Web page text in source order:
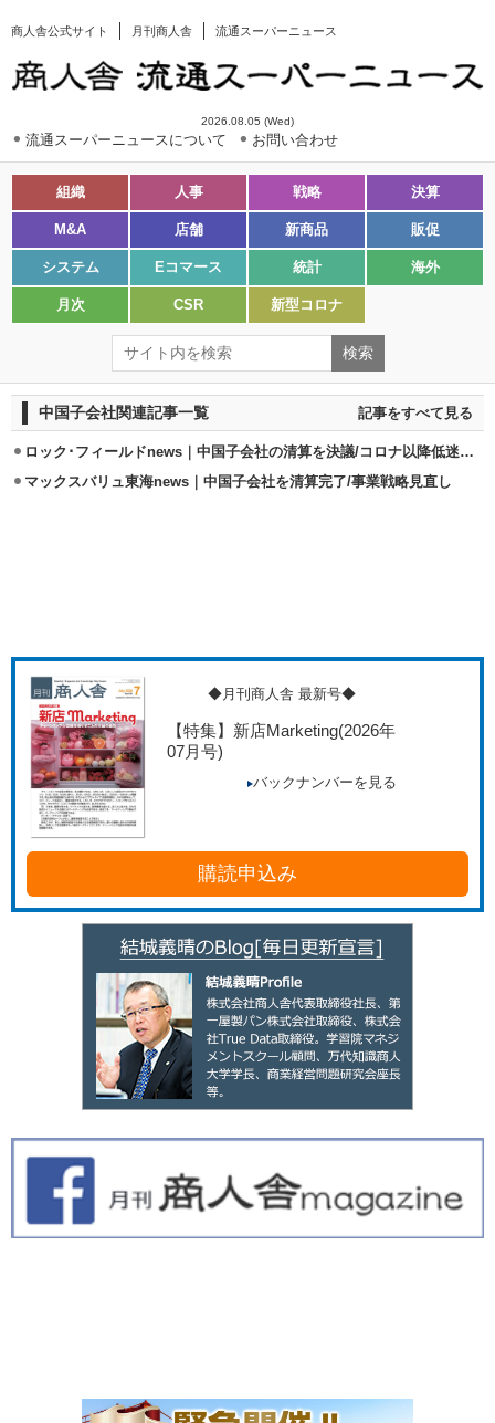
商人舎公式サイト 月刊商人舎 流通スーパーニュース
2026.08.05 (Wed)
流通スーパーニュースについて お問い合わせ
組織 人事 戦略 決算
M&A 店舗 新商品 販促
システム Eコマース 統計 海外
月次 CSR 新型コロナ
中国子会社関連記事一覧 記事をすべて見る
ロック･フィールドnews｜中国子会社の清算を決議/コロナ以降低迷続く
マックスバリュ東海news｜中国子会社を清算完了/事業戦略見直し
◆月刊商人舎 最新号◆
【特集】新店Marketing(2026年
07月号)
バックナンバーを見る
購読申込み